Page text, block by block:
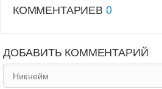
КОММЕНТАРИЕВ 0
ДОБАВИТЬ КОММЕНТАРИЙ